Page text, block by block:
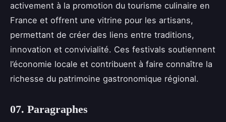
activement à la promotion du tourisme culinaire en
France et offrent une vitrine pour les artisans,
permettant de créer des liens entre traditions,
innovation et convivialité. Ces festivals soutiennent
l’économie locale et contribuent à faire connaître la
richesse du patrimoine gastronomique régional.
07. Paragraphes